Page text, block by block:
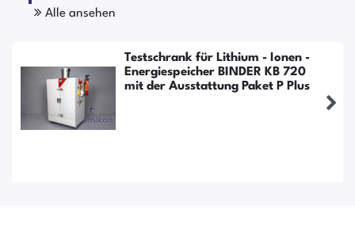
Alle ansehen
Testschrank für Lithium - Ionen -
Energiespeicher BINDER KB 720
mit der Ausstattung Paket P Plus